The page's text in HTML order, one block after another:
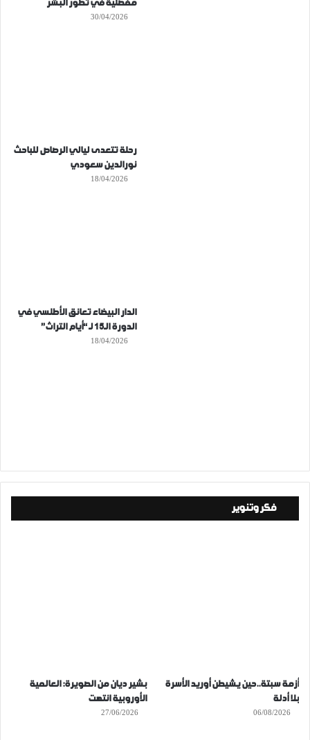
مفصلية في تطور البشر
30/04/2026
رحلة تتعدى ليالي الرصاص للباحث
نورالدين سعودي
18/04/2026
الدار البيضاء تعانق الأطلسي في
الدورة الـ15 لـ “أيام التراث”
18/04/2026
فكر وتنوير
أزمة سبتة..حين يشيطن أوريد الأسرة
بلا أدلة
06/08/2026
بشير ديان من الصويرة: العالمية
الأوروبية انتهت
27/06/2026